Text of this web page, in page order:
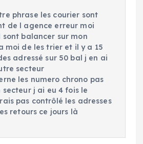
phrase les courier sont
de l agence erreur moi
balancer sur mon
moi de les trier et il y a 15
adressé sur 50 bal j en ai
secteur
les numero chrono pas
secteur j ai eu 4 fois le
pas contrôlé les adresses
retours ce jours là